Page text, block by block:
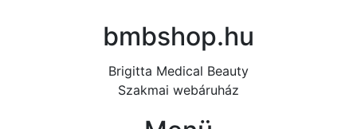
bmbshop.hu
Brigitta Medical Beauty
Szakmai webáruház